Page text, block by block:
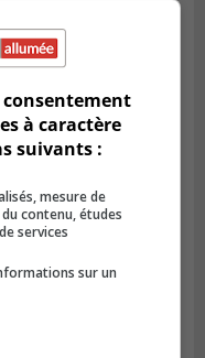
pour
consentement
à caractère
suivants :
mesure de
contenu, études
services
sur un